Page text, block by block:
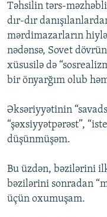
Təhsilin tərs-
dır-dır
mərdimazarların
nədənsə, Sovet
xüsusilə də
bir önyarğım olub
Əksəriyyətinin
“şəxsiyyətpərəst”,
düşünmüşəm.
Bu üzdən, bəzilərini
bəzilərini sonradan
üçün oxumuşam.